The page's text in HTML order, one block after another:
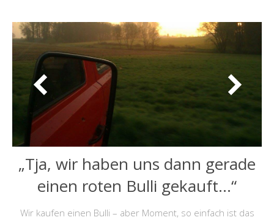
„Tja, wir haben uns dann gerade
einen roten Bulli gekauft…“
Wir kaufen einen Bulli – aber Moment, so einfach ist das